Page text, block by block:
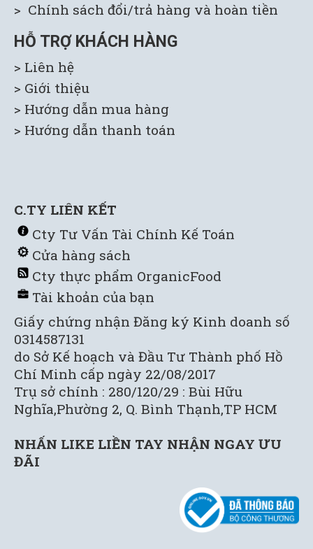
> Chính sách đổi/trả hàng và hoàn tiền
HỖ TRỢ KHÁCH HÀNG
> Liên hệ
> Giới thiệu
> Hướng dẫn mua hàng
> Hướng dẫn thanh toán
C.TY LIÊN KẾT
Cty Tư Vấn Tài Chính Kế Toán
Cửa hàng sách
Cty thực phẩm OrganicFood
Tài khoản của bạn
Giấy chứng nhận Đăng ký Kinh doanh số
0314587131
do Sở Kế hoạch và Đầu Tư Thành phố Hồ
Chí Minh cấp ngày 22/08/2017
Trụ sở chính : 280/120/29 : Bùi Hữu
Nghĩa,Phường 2, Q. Bình Thạnh,TP HCM
NHẤN LIKE LIỀN TAY NHẬN NGAY ƯU
ĐÃI